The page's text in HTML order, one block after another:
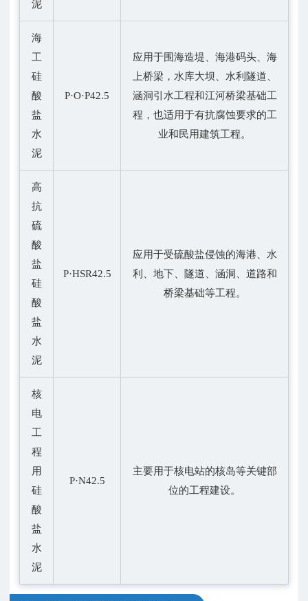
泥
海
工
硅
酸
盐
水
泥
P·O·P42.5
应用于围海造堤、海港码头、海
上桥梁，水库大坝、水利隧道、
涵洞引水工程和江河桥梁基础工
程，也适用于有抗腐蚀要求的工
业和民用建筑工程。
高
抗
硫
酸
盐
硅
酸
盐
水
泥
P·HSR42.5
应用于受硫酸盐侵蚀的海港、水
利、地下、隧道、涵洞、道路和
桥梁基础等工程。
核
电
工
程
用
硅
酸
盐
水
泥
P·N42.5
主要用于核电站的核岛等关键部
位的工程建设。